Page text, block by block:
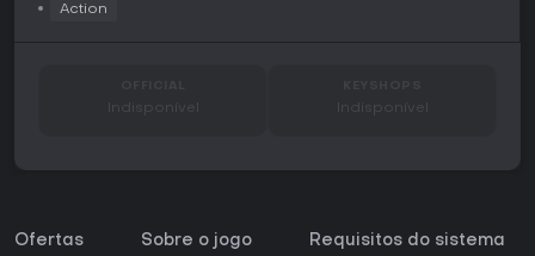
Action
Indisponível Indisponível
Ofertas Sobre o jogo Requisitos do sistema